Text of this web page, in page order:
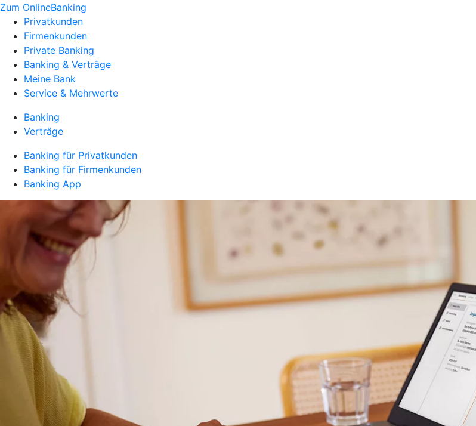
Zum OnlineBanking
Privatkunden
Firmenkunden
Private Banking
Banking & Verträge
Meine Bank
Service & Mehrwerte
Banking
Verträge
Banking für Privatkunden
Banking für Firmenkunden
Banking App